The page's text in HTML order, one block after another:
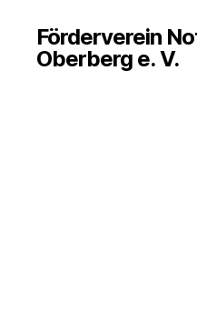
Förderverein
Oberberg e. V.